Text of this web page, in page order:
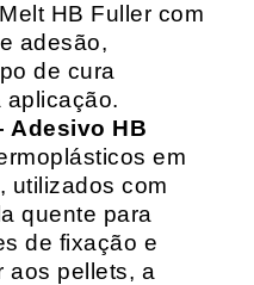
HB Fuller com
adesão,
de cura
aplicação.
Adesivo HB
em
utilizados com
quente para
de fixação e
aos pellets, a